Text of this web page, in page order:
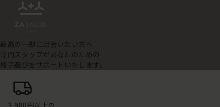
最高の一脚に出会いたい方へ
専門スタッフがあなたのための
椅子選びをサポートいたします。
3,980円以上の